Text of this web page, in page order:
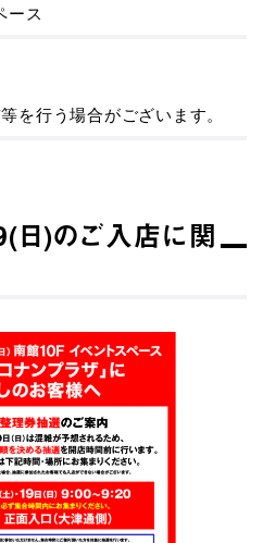
ース
を行う場合がございます。
日)のご入店に関